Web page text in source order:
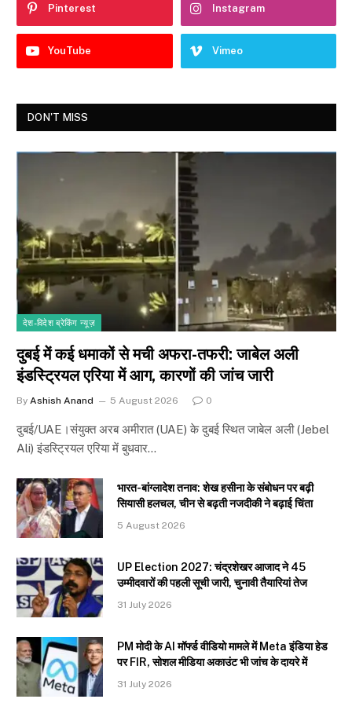
Pinterest Instagram
YouTube Vimeo
DON'T MISS
देश-विदेश ब्रेकिंग न्यूज़
दुबई में कई धमाकों से मची अफरा-तफरी: जाबेल अली
इंडस्ट्रियल एरिया में आग, कारणों की जांच जारी
By Ashish Anand 5 August 2026 0
दुबई/UAE।संयुक्त अरब अमीरात (UAE) के दुबई स्थित जाबेल अली (Jebel
Ali) इंडस्ट्रियल एरिया में बुधवार…
भारत-बांग्लादेश तनाव: शेख हसीना के संबोधन पर बढ़ी
सियासी हलचल, चीन से बढ़ती नजदीकी ने बढ़ाई चिंता
5 August 2026
UP Election 2027: चंद्रशेखर आजाद ने 45
उम्मीदवारों की पहली सूची जारी, चुनावी तैयारियां तेज
31 July 2026
PM मोदी के AI मॉर्फ्ड वीडियो मामले में Meta इंडिया हेड
पर FIR, सोशल मीडिया अकाउंट भी जांच के दायरे में
31 July 2026